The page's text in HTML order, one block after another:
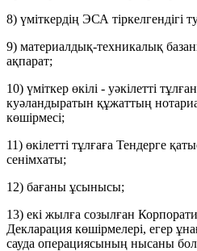
8) үміткердің ЭСА тіркелгендігі
9) материалдық-техникалық
ақпарат;
10) үміткер өкілі - уәкілетті
куәландыратын құжаттың
көшірмесі;
11) өкілетті тұлғаға Тендерге
сенімхаты;
12) бағаны ұсынысы;
13) екі жылға созылған
Декларация көшірмелері, егер
сауда операциясының нысаны